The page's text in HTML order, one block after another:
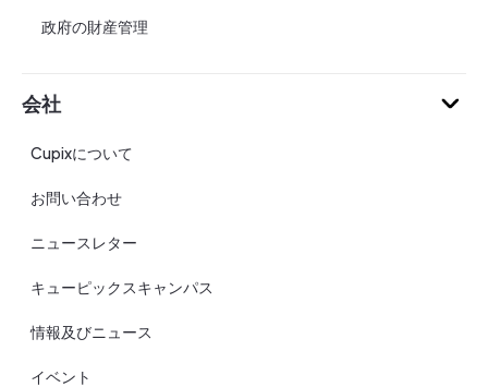
政府の財産管理
会社
Cupixについて
お問い合わせ
ニュースレター
キューピックスキャンパス
情報及びニュース
イベント